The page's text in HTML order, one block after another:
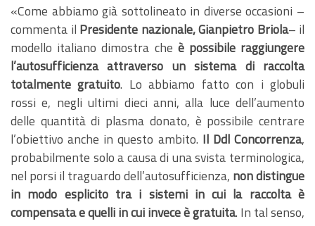
«Come abbiamo già sottolineato in diverse occasioni –
commenta il Presidente nazionale,Gianpietro Briola– il
modello italiano dimostra che è possibile raggiungere
l’autosufficienza attraverso un sistema di raccolta
totalmente gratuito. Lo abbiamo fatto con i globuli
rossi e, negli ultimi dieci anni, alla luce dell’aumento
delle quantità di plasma donato, è possibile centrare
l’obiettivo anche in questo ambito. Il Ddl Concorrenza,
probabilmente solo a causa di una svista terminologica,
nel porsi il traguardo dell’autosufficienza, non distingue
in modo esplicito tra i sistemi in cui la raccolta è
compensata e quelli in cui invece è gratuita. In tal senso,